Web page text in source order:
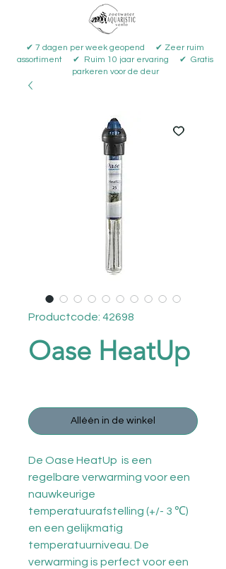
✔ 7 dagen per week geopend ✔ Zeer ruim
assortiment ✔ Ruim 10 jaar ervaring ✔ Gratis
parkeren voor de deur
Productcode: 42698
Oase HeatUp
Alléén in de winkel
De Oase HeatUp is een
regelbare verwarming voor een
nauwkeurige
temperatuurafstelling (+/- 3 ℃)
en een gelijkmatig
temperatuurniveau. De
verwarming is perfect voor een